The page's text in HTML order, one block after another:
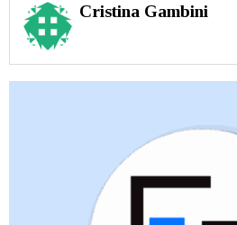
Cristina Gambini